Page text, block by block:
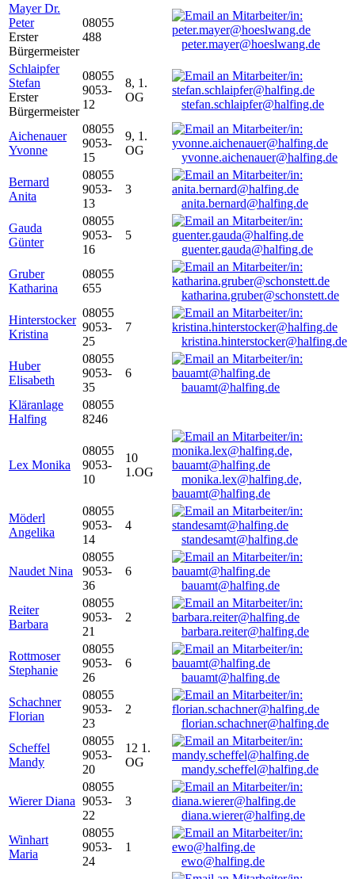
Mayer Dr.
Peter
Erster
Bürgermeister
08055
488
peter.mayer@hoeslwang.de
Schlaipfer
Stefan
Erster
Bürgermeister
08055
9053-
12
8, 1.
OG
stefan.schlaipfer@halfing.de
Aichenauer
Yvonne
08055
9053-
15
9, 1.
OG
yvonne.aichenauer@halfing.de
Bernard
Anita
08055
9053-
13
3
anita.bernard@halfing.de
Gauda
Günter
08055
9053-
16
5
guenter.gauda@halfing.de
Gruber
Katharina
08055
655
katharina.gruber@schonstett.de
Hinterstocker
Kristina
08055
9053-
25
7
kristina.hinterstocker@halfing.de
Huber
Elisabeth
08055
9053-
35
6
bauamt@halfing.de
Kläranlage
Halfing
08055
8246
Lex Monika
08055
9053-
10
10
1.OG
monika.lex@halfing.de,
bauamt@halfing.de
Möderl
Angelika
08055
9053-
14
4
standesamt@halfing.de
Naudet Nina
08055
9053-
36
6
bauamt@halfing.de
Reiter
Barbara
08055
9053-
21
2
barbara.reiter@halfing.de
Rottmoser
Stephanie
08055
9053-
26
6
bauamt@halfing.de
Schachner
Florian
08055
9053-
23
2
florian.schachner@halfing.de
Scheffel
Mandy
08055
9053-
20
12 1.
OG
mandy.scheffel@halfing.de
Wierer Diana
08055
9053-
22
3
diana.wierer@halfing.de
Winhart
Maria
08055
9053-
24
1
ewo@halfing.de